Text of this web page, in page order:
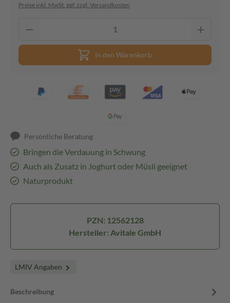
Preise inkl. MwSt. ggf. zzgl. Versandkosten
In den Warenkorb
Persönliche Beratung
Bringen die Verdauung in Schwung
Auch als Zusatz in Joghurt oder Müsli geeignet
Naturprodukt
PZN: 12562128
Hersteller: Avitale GmbH
LMIV Angaben
Beschreibung